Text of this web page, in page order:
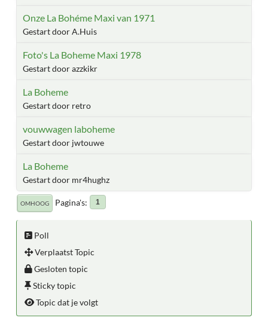
Onze La Bohéme Maxi van 1971
Gestart door A.Huis
Foto's La Boheme Maxi 1978
Gestart door azzkikr
La Boheme
Gestart door retro
vouwwagen laboheme
Gestart door jwtouwe
La Boheme
Gestart door mr4hughz
OMHOOG Pagina's 1
Poll
Verplaatst Topic
Gesloten topic
Sticky topic
Topic dat je volgt